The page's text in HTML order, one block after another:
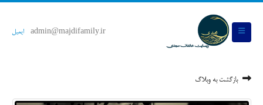
admin@majdifamily.ir ایمیل
بازگشت به وبلاگ